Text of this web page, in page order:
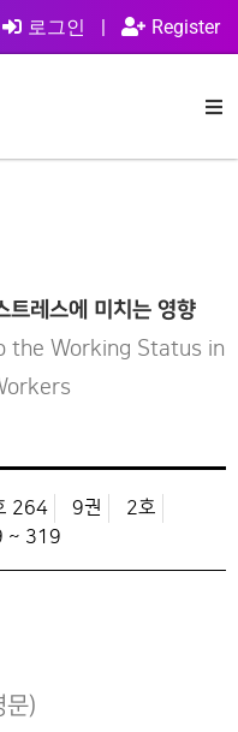
로그인 | Register
트레스에 미치는 영향
the Working Status in
264 9권
2호
~ 319
문)